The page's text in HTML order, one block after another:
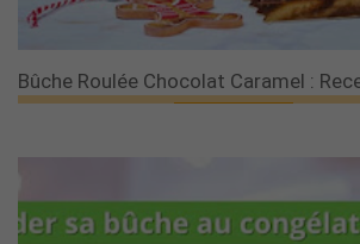
Bûche Roulée Chocolat Caramel :